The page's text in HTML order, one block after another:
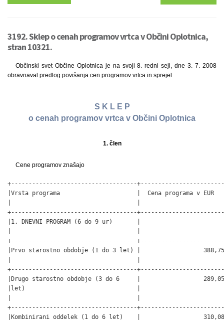
3192. Sklep o cenah programov vrtca v Občini Oplotnica,
stran 10321.
Občinski svet Občine Oplotnica je na svoji 8. redni seji, dne 3. 7. 2008
obravnaval predlog povišanja cen programov vrtca in sprejel
S K L E P
o cenah programov vrtca v Občini Oplotnica
1. člen
Cene programov znašajo
+------------------------------------+------------------------
|Vrsta programa                      |  Cena programa v EUR
+------------------------------------+------------------------
|1. DNEVNI PROGRAM (6 do 9 ur)       |
+------------------------------------+------------------------
|Prvo starostno obdobje (1 do 3 let) |
+------------------------------------+------------------------
|Drugo starostno obdobje (3 do 6     |
|let)                                |
+------------------------------------+------------------------
|Kombinirani oddelek (1 do 6 let)    |